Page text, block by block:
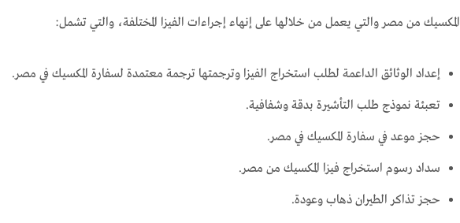
المكسيك من مصر والتي يعمل من خلالها على إنهاء إجراءات الفيزا المختلفة، والتي تشمل:
إعداد الوثائق الداعمة لطلب استخراج الفيزا وترجمتها ترجمة معتمدة لسفارة المكسيك في مصر.
تعبئة نموذج طلب التأشيرة بدقة وشفافية.
حجز موعد في سفارة المكسيك في مصر.
سداد رسوم استخراج فيزا المكسيك من مصر.
حجز تذاكر الطيران ذهاب وعودة.